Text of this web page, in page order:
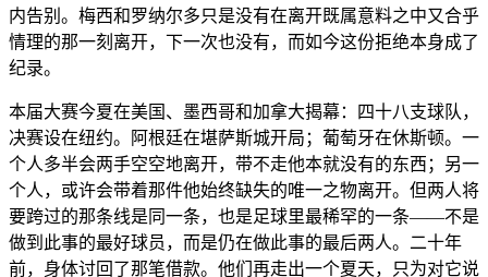
内告别。梅西和罗纳尔多只是没有在离开既属意料之中又合乎
情理的那一刻离开，下一次也没有，而如今这份拒绝本身成了
纪录。
本届大赛今夏在美国、墨西哥和加拿大揭幕：四十八支球队，
决赛设在纽约。阿根廷在堪萨斯城开局；葡萄牙在休斯顿。一
个人多半会两手空空地离开，带不走他本就没有的东西；另一
个人，或许会带着那件他始终缺失的唯一之物离开。但两人将
要跨过的那条线是同一条，也是足球里最稀罕的一条——不是
做到此事的最好球员，而是仍在做此事的最后两人。二十年
前，身体讨回了那笔借款。他们再走出一个夏天，只为对它说